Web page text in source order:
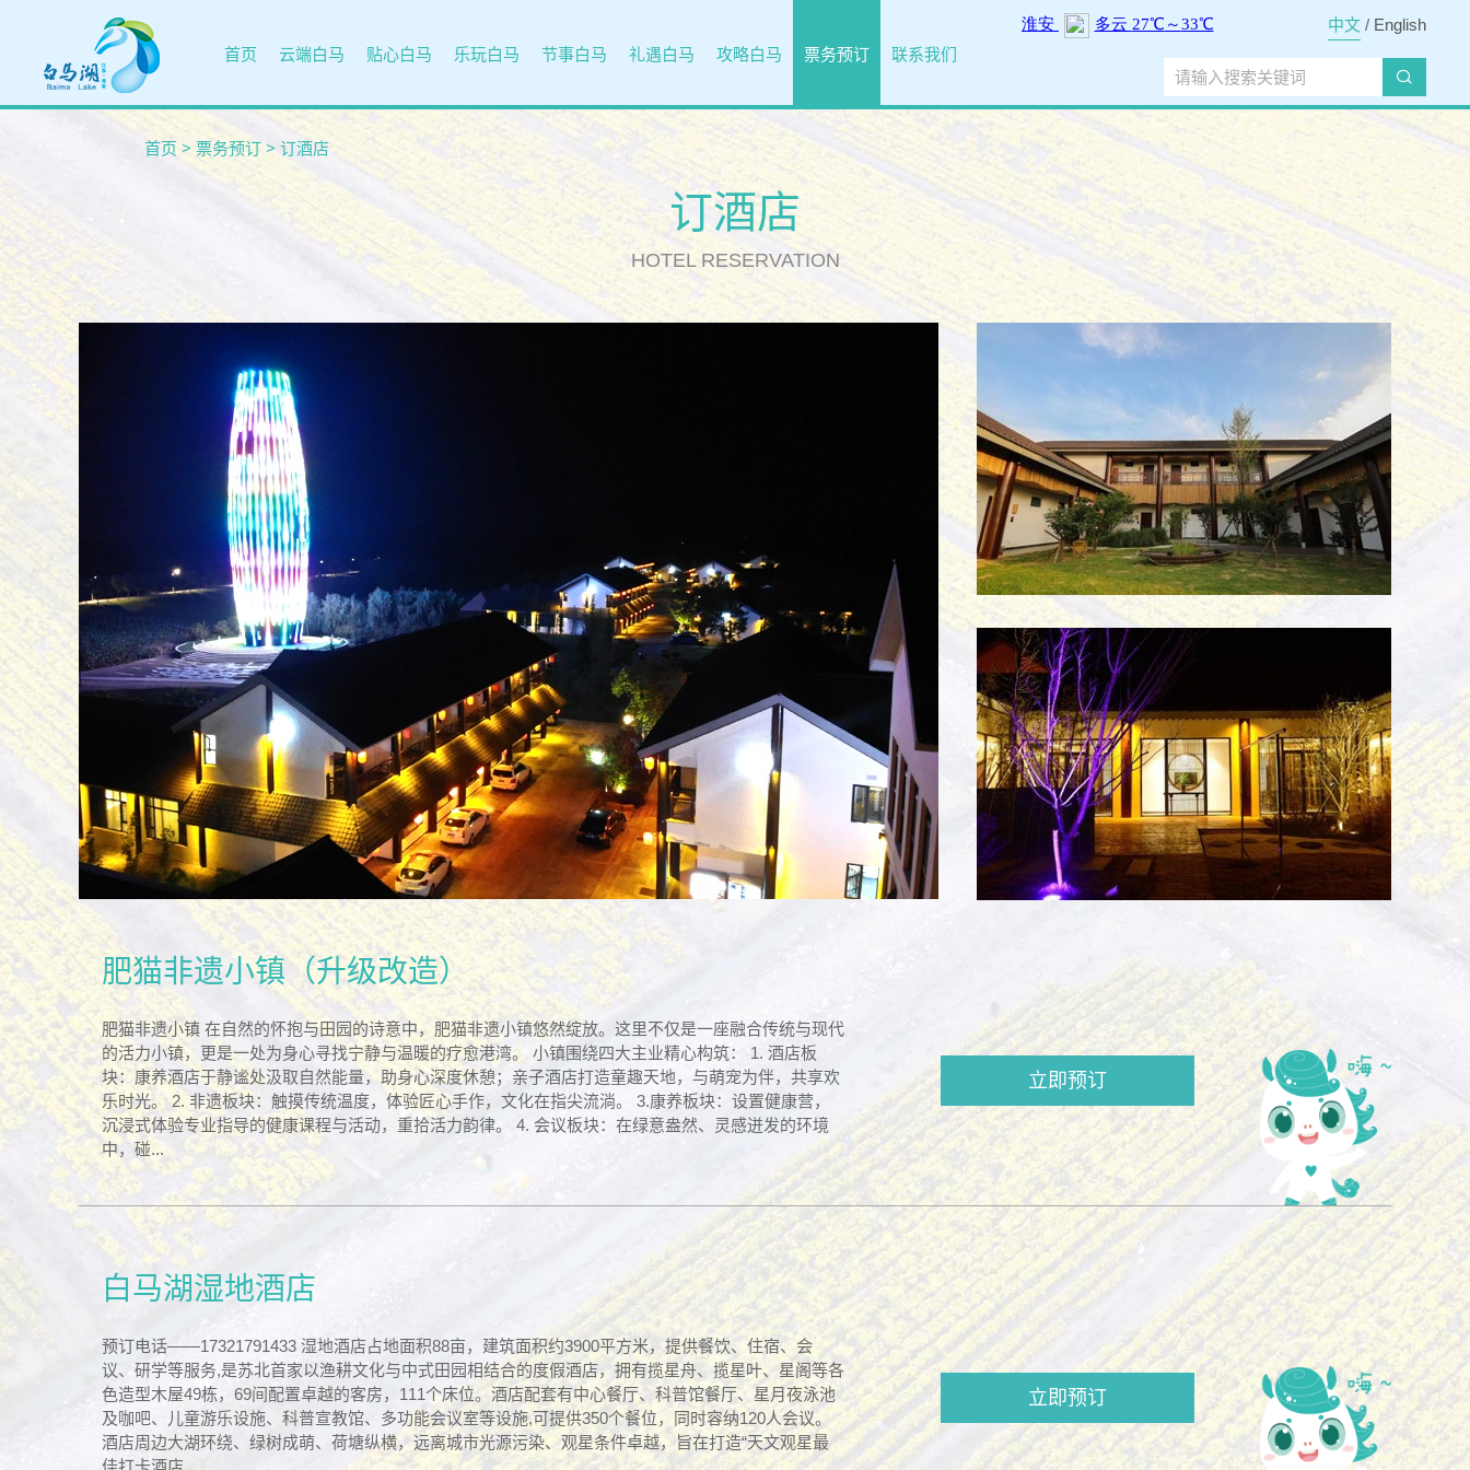
首页 云端白马 贴心白马 乐玩白马 节事白马 礼遇白马 攻略白马 票务预订 联系我们
中文/ English
首页 > 票务预订 > 订酒店
订酒店
HOTEL RESERVATION
肥猫非遗小镇（升级改造）
肥猫非遗小镇 在自然的怀抱与田园的诗意中，肥猫非遗小镇悠然绽放。这里不仅是一座融合传统与现代
的活力小镇，更是一处为身心寻找宁静与温暖的疗愈港湾。 小镇围绕四大主业精心构筑： 1. 酒店板
块：康养酒店于静谧处汲取自然能量，助身心深度休憩；亲子酒店打造童趣天地，与萌宠为伴，共享欢
乐时光。 2. 非遗板块：触摸传统温度，体验匠心手作，文化在指尖流淌。 3.康养板块：设置健康营，
沉浸式体验专业指导的健康课程与活动，重拾活力韵律。 4. 会议板块：在绿意盎然、灵感迸发的环境
中，碰...
立即预订
白马湖湿地酒店
预订电话——17321791433 湿地酒店占地面积88亩，建筑面积约3900平方米，提供餐饮、住宿、会
议、研学等服务,是苏北首家以渔耕文化与中式田园相结合的度假酒店，拥有揽星舟、揽星叶、星阁等各
色造型木屋49栋，69间配置卓越的客房，111个床位。酒店配套有中心餐厅、科普馆餐厅、星月夜泳池
及咖吧、儿童游乐设施、科普宣教馆、多功能会议室等设施,可提供350个餐位，同时容纳120人会议。
酒店周边大湖环绕、绿树成萌、荷塘纵横，远离城市光源污染、观星条件卓越，旨在打造“天文观星最
佳打卡酒店...
立即预订